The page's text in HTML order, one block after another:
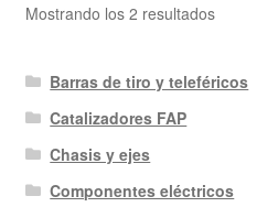
Mostrando los 2 resultadosOrdenado
últimos
Barras de tiro y teleféricos
Catalizadores FAP
Chasis y ejes
Componentes eléctricos